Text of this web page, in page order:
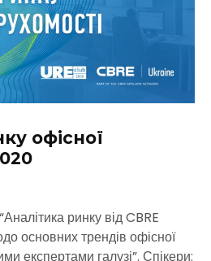
офісної
ринку від CBRE
основних трендів офісної
експертами галузі”. Спікери: